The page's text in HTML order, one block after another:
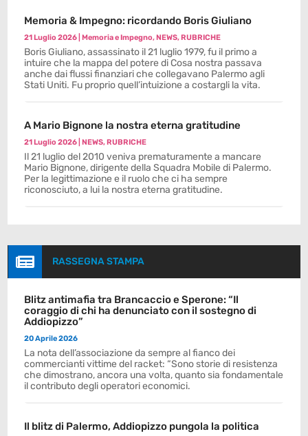
Memoria & Impegno: ricordando Boris Giuliano
21 Luglio 2026 |Memoria e Impegno,NEWS,RUBRICHE
Boris Giuliano, assassinato il 21 luglio 1979, fu il primo a
intuire che la mappa del potere di Cosa nostra passava
anche dai flussi finanziari che collegavano Palermo agli
Stati Uniti. Fu proprio quell’intuizione a costargli la vita.
A Mario Bignone la nostra eterna gratitudine
21 Luglio 2026 |NEWS,RUBRICHE
Il 21 luglio del 2010 veniva prematuramente a mancare
Mario Bignone, dirigente della Squadra Mobile di Palermo.
Per la legittimazione e il ruolo che ci ha sempre
riconosciuto, a lui la nostra eterna gratitudine.
 RASSEGNA STAMPA
Blitz antimafia tra Brancaccio e Sperone: “Il
coraggio di chi ha denunciato con il sostegno di
Addiopizzo”
20 Aprile 2026
La nota dell’associazione da sempre al fianco dei
commercianti vittime del racket: “Sono storie di resistenza
che dimostrano, ancora una volta, quanto sia fondamentale
il contributo degli operatori economici.
Il blitz di Palermo, Addiopizzo pungola la politica